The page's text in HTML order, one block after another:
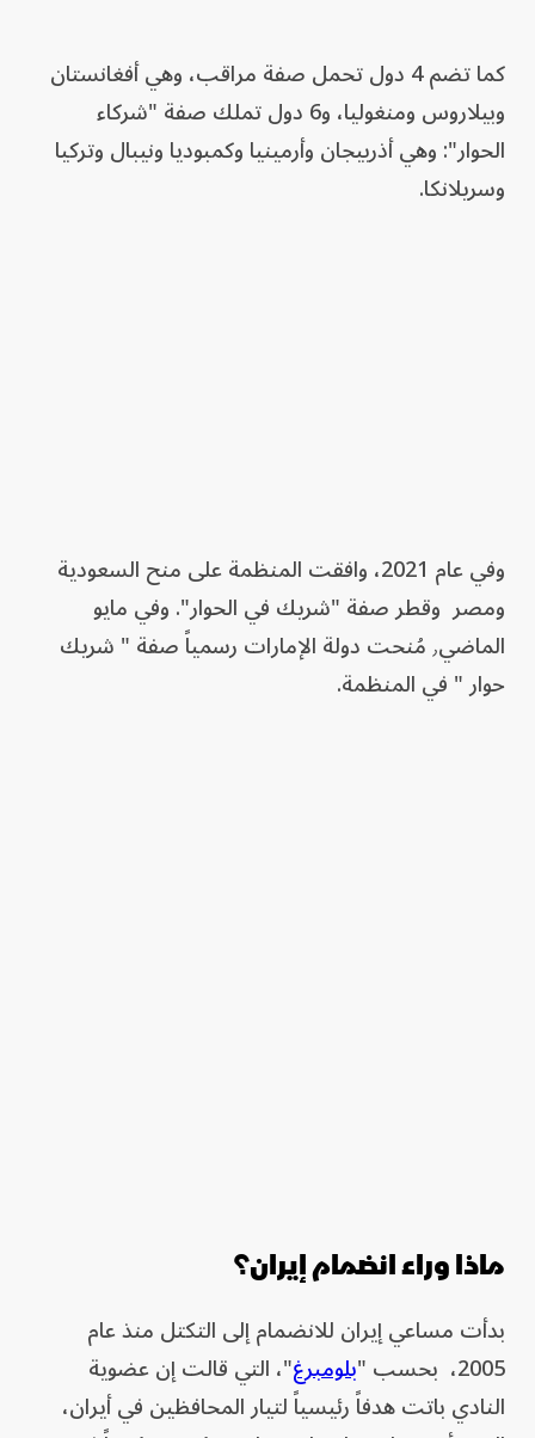
كما تضم 4 دول تحمل صفة مراقب، وهي أفغانستان
وبيلاروس ومنغوليا، و6 دول تملك صفة "شركاء
الحوار": وهي أذربيجان وأرمينيا وكمبوديا ونيبال وتركيا
وسريلانكا.
وفي عام 2021، وافقت المنظمة على منح السعودية
ومصر وقطر صفة "شريك في الحوار". وفي مايو
الماضي٫ مُنحت دولة الإمارات رسمياً صفة " شريك
حوار " في المنظمة.
ماذا وراء انضمام إيران؟
بدأت مساعي إيران للانضمام إلى التكتل منذ عام
2005، بحسب "
بلومبرغ"، التي قالت إن عضوية
النادي باتت هدفاً رئيسياً لتيار المحافظين في أيران،